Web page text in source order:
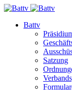
Battv
Satzung